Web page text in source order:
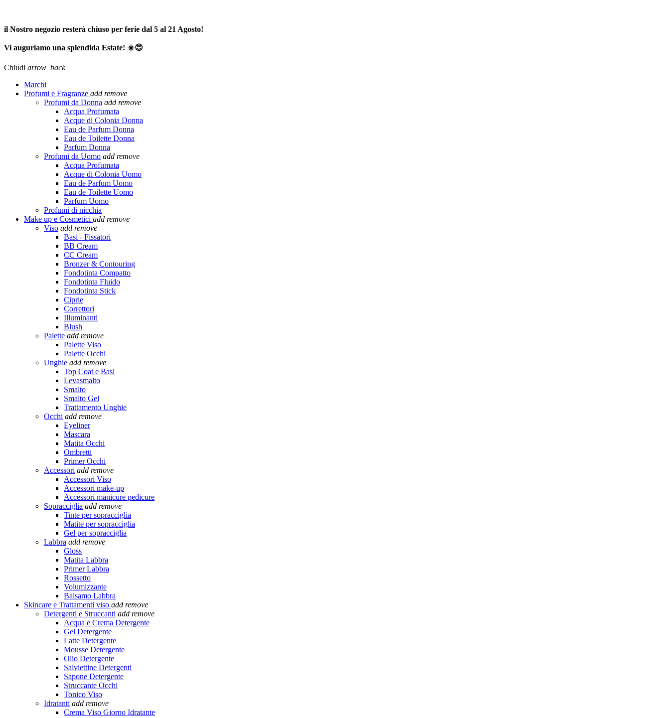
il Nostro negozio resterà chiuso per ferie dal 5 al 21 Agosto!
Vi auguriamo una splendida Estate! ☀️😍
Chiudi arrow_back
Marchi
Profumi e Fragranze add remove
Profumi da Donna add remove
Acqua Profumata
Acque di Colonia Donna
Eau de Parfum Donna
Eau de Toilette Donna
Parfum Donna
Profumi da Uomo add remove
Acqua Profumata
Acque di Colonia Uomo
Eau de Parfum Uomo
Eau de Toilette Uomo
Parfum Uomo
Profumi di nicchia
Make up e Cosmetici add remove
Viso add remove
Basi - Fissatori
BB Cream
CC Cream
Bronzer & Contouring
Fondotinta Compatto
Fondotinta Fluido
Fondotinta Stick
Ciprie
Correttori
Illuminanti
Blush
Palette add remove
Palette Viso
Palette Occhi
Unghie add remove
Top Coat e Basi
Levasmalto
Smalto
Smalto Gel
Trattamento Unghie
Occhi add remove
Eyeliner
Mascara
Matita Occhi
Ombretti
Primer Occhi
Accessori add remove
Accessori Viso
Accessori make-up
Accessori manicure pedicure
Sopracciglia add remove
Tinte per sopracciglia
Matite per sopracciglia
Gel per sopracciglia
Labbra add remove
Gloss
Matita Labbra
Primer Labbra
Rossetto
Volumizzante
Balsamo Labbra
Skincare e Trattamenti viso add remove
Detergenti e Struccanti add remove
Acqua e Crema Detergente
Gel Detergente
Latte Detergente
Mousse Detergente
Olio Detergente
Salviettine Detergenti
Sapone Detergente
Struccante Occhi
Tonico Viso
Idratanti add remove
Crema Viso Giorno Idratante